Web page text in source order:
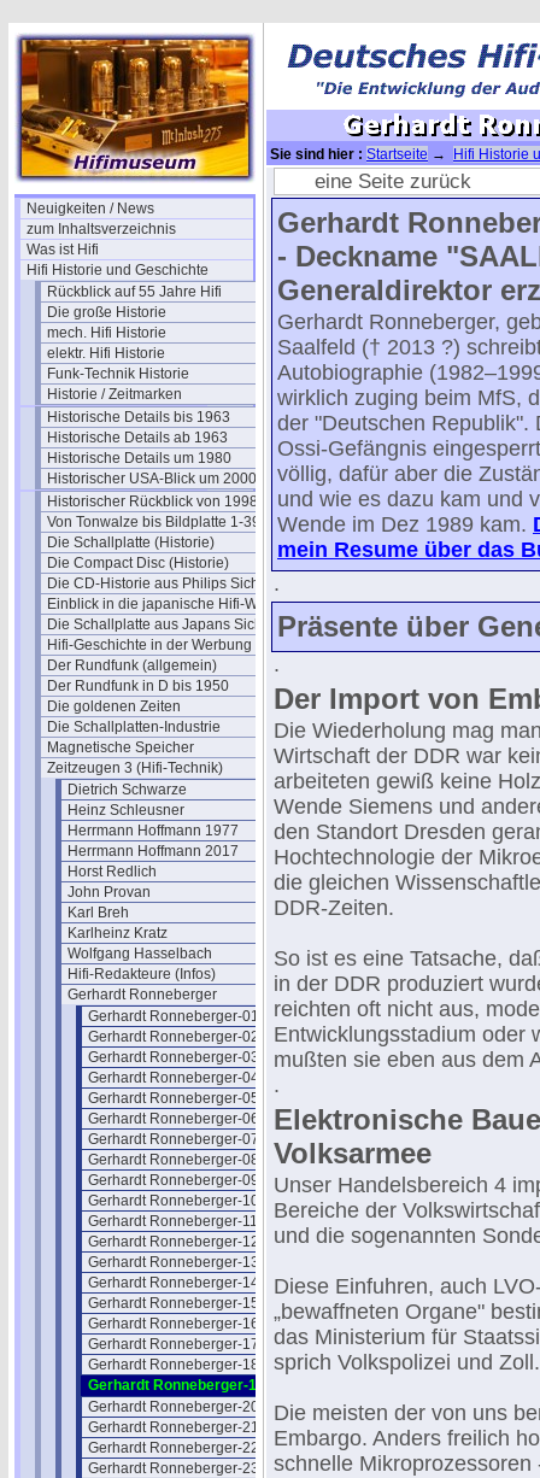
Neuigkeiten / News
zum Inhaltsverzeichnis
Was ist Hifi
Hifi Historie und Geschichte
Rückblick auf 55 Jahre Hifi
Die große Historie
mech. Hifi Historie
elektr. Hifi Historie
Funk-Technik Historie
Historie / Zeitmarken
Historische Details bis 1963
Historische Details ab 1963
Historische Details um 1980
Historischer USA-Blick um 2000
Historischer Rückblick von 1998
Von Tonwalze bis Bildplatte 1-39
Die Schallplatte (Historie)
Die Compact Disc (Historie)
Die CD-Historie aus Philips Sicht
Einblick in die japanische Hifi-Welt
Die Schallplatte aus Japans Sicht
Hifi-Geschichte in der Werbung
Der Rundfunk (allgemein)
Der Rundfunk in D bis 1950
Die goldenen Zeiten
Die Schallplatten-Industrie
Magnetische Speicher
Zeitzeugen 3 (Hifi-Technik)
Dietrich Schwarze
Heinz Schleusner
Herrmann Hoffmann 1977
Herrmann Hoffmann 2017
Horst Redlich
John Provan
Karl Breh
Karlheinz Kratz
Wolfgang Hasselbach
Hifi-Redakteure (Infos)
Gerhardt Ronneberger
Gerhardt Ronneberger-01
Gerhardt Ronneberger-02
Gerhardt Ronneberger-03
Gerhardt Ronneberger-04
Gerhardt Ronneberger-05
Gerhardt Ronneberger-06
Gerhardt Ronneberger-07
Gerhardt Ronneberger-08
Gerhardt Ronneberger-09
Gerhardt Ronneberger-10
Gerhardt Ronneberger-11
Gerhardt Ronneberger-12
Gerhardt Ronneberger-13
Gerhardt Ronneberger-14
Gerhardt Ronneberger-15
Gerhardt Ronneberger-16
Gerhardt Ronneberger-17
Gerhardt Ronneberger-18
Gerhardt Ronneberger-19
Gerhardt Ronneberger-20
Gerhardt Ronneberger-21
Gerhardt Ronneberger-22
Gerhardt Ronneberger-23
Sie sind hier : Startseite →
Hifi Historie
Ronneberger→ Gerhardt Ronneberger-
eine Seite zurück
Gerhardt
- Deckname
Generaldirektor
Gerhardt Ronneberger,
Saalfeld († 2013 ?)
Autobiographie
wirklich zuging beim MfS,
der "Deutschen Republik".
Ossi-Gefängnis
völlig, dafür aber die
und wie es dazu kam und
Wende im Dez 1989 kam.
mein Resume über das
.
Präsente über
.
Der Import von
Die Wiederholung mag
Wirtschaft der DDR war
arbeiteten gewiß keine
Wende Siemens und
den Standort Dresden
Hochtechnologie der
die gleichen
DDR-Zeiten.
So ist es eine Tatsache,
in der DDR produziert
reichten oft nicht aus,
Entwicklungsstadium oder
mußten sie eben aus dem
.
Elektronische
Volksarmee
Unser Handelsbereich 4
Bereiche der
und die sogenannten
Diese Einfuhren, auch
„bewaffneten Organe"
das Ministerium für
sprich Volkspolizei und Zoll.
Die meisten der von uns
Embargo. Anders freilich
schnelle